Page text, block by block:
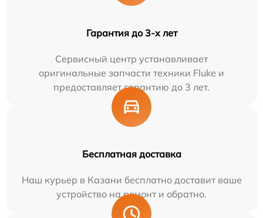
Гарантия до 3-х лет
Сервисный центр устанавливает
оригинальные запчасти техники Fluke и
предоставляет гарантию до 3 лет.
Бесплатная доставка
Наш курьер в Казани бесплатно доставит ваше
устройство на ремонт и обратно.